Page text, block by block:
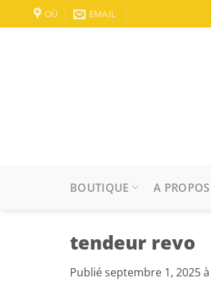
Passer
au
OÙ EMAIL
BOUTIQUE A PROPOS
tendeur revo
Publiéseptembre 1, 2025à